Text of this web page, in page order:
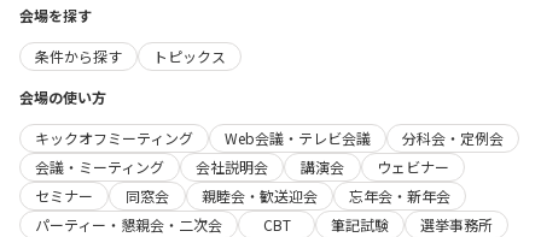
会場を探す
条件から探す
トピックス
会場の使い方
キックオフミーティング
Web会議・テレビ会議
分科会・定例会
会議・ミーティング
会社説明会 講演会
ウェビナー
セミナー
同窓会 親睦会・歓送迎会
忘年会・新年会
パーティー・懇親会・二次会
CBT 筆記試験
選挙事務所